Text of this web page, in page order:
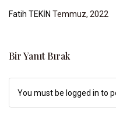
Fatih TEKİN Temmuz, 2022
Bir Yanıt Bırak
You must be logged in to